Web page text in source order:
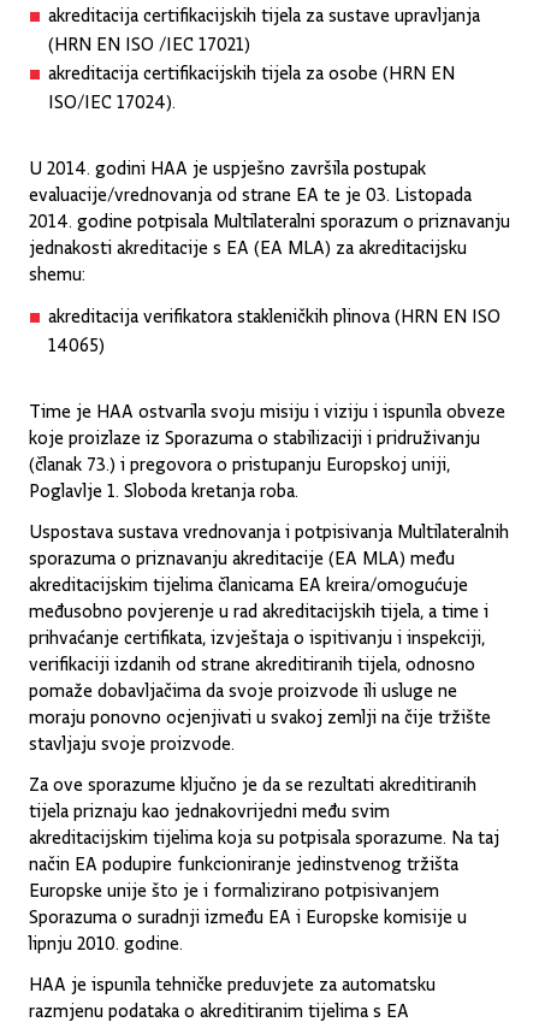
akreditacija certifikacijskih tijela za sustave upravljanja
(HRN EN ISO /IEC 17021)
akreditacija certifikacijskih tijela za osobe (HRN EN
ISO/IEC 17024).
U 2014. godini HAA je uspješno završila postupak
evaluacije/vrednovanja od strane EA te je 03. Listopada
2014. godine potpisala Multilateralni sporazum o priznavanju
jednakosti akreditacije s EA (EA MLA) za akreditacijsku
shemu:
akreditacija verifikatora stakleničkih plinova (HRN EN ISO
14065)
Time je HAA ostvarila svoju misiju i viziju i ispunila obveze
koje proizlaze iz Sporazuma o stabilizaciji i pridruživanju
(članak 73.) i pregovora o pristupanju Europskoj uniji,
Poglavlje 1. Sloboda kretanja roba.
Uspostava sustava vrednovanja i potpisivanja Multilateralnih
sporazuma o priznavanju akreditacije (EA MLA) među
akreditacijskim tijelima članicama EA kreira/omogućuje
međusobno povjerenje u rad akreditacijskih tijela, a time i
prihvaćanje certifikata, izvještaja o ispitivanju i inspekciji,
verifikaciji izdanih od strane akreditiranih tijela, odnosno
pomaže dobavljačima da svoje proizvode ili usluge ne
moraju ponovno ocjenjivati u svakoj zemlji na čije tržište
stavljaju svoje proizvode.
Za ove sporazume ključno je da se rezultati akreditiranih
tijela priznaju kao jednakovrijedni među svim
akreditacijskim tijelima koja su potpisala sporazume. Na taj
način EA podupire funkcioniranje jedinstvenog tržišta
Europske unije što je i formalizirano potpisivanjem
Sporazuma o suradnji između EA i Europske komisije u
lipnju 2010. godine.
HAA je ispunila tehničke preduvjete za automatsku
razmjenu podataka o akreditiranim tijelima s EA